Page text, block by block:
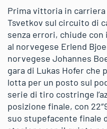
Prima vittoria in carriera
Tsvetkov sul circuito di
senza errori, chiude con
al norvegese Erlend
norvegese Johannes
gara di Lukas Hofer che
lotta per un posto sul
serie di tiro costringe
posizione finale, con
suo stupefacente finale